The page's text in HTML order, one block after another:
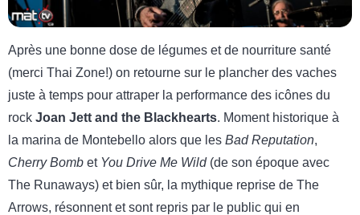
Après une bonne dose de légumes et de nourriture santé
(merci Thai Zone!) on retourne sur le plancher des vaches
juste à temps pour attraper la performance des icônes du
rock Joan Jett and the Blackhearts. Moment historique à
la marina de Montebello alors que les Bad Reputation,
Cherry Bomb et You Drive Me Wild(de son époque avec
The Runaways) et bien sûr, la mythique reprise de The
Arrows, résonnent et sont repris par le public qui en